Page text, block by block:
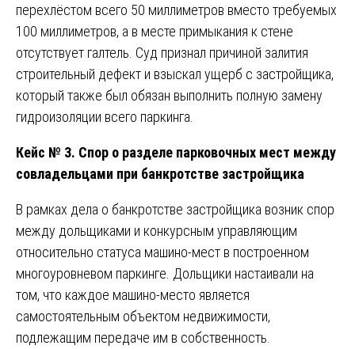
перехлёстом всего 50 миллиметров вместо требуемых
100 миллиметров, а в месте примыкания к стене
отсутствует галтель. Суд признал причиной залития
строительный дефект и взыскал ущерб с застройщика,
который также был обязан выполнить полную замену
гидроизоляции всего паркинга.
Кейс № 3. Спор о разделе парковочных мест между
совладельцами при банкротстве застройщика
В рамках дела о банкротстве застройщика возник спор
между дольщиками и конкурсным управляющим
относительно статуса машино-мест в построенном
многоуровневом паркинге. Дольщики настаивали на
том, что каждое машино-место является
самостоятельным объектом недвижимости,
подлежащим передаче им в собственность.